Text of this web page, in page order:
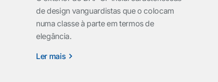
de design vanguardistas que o colocam
numa classe à parte em termos de
elegância.
Ler mais